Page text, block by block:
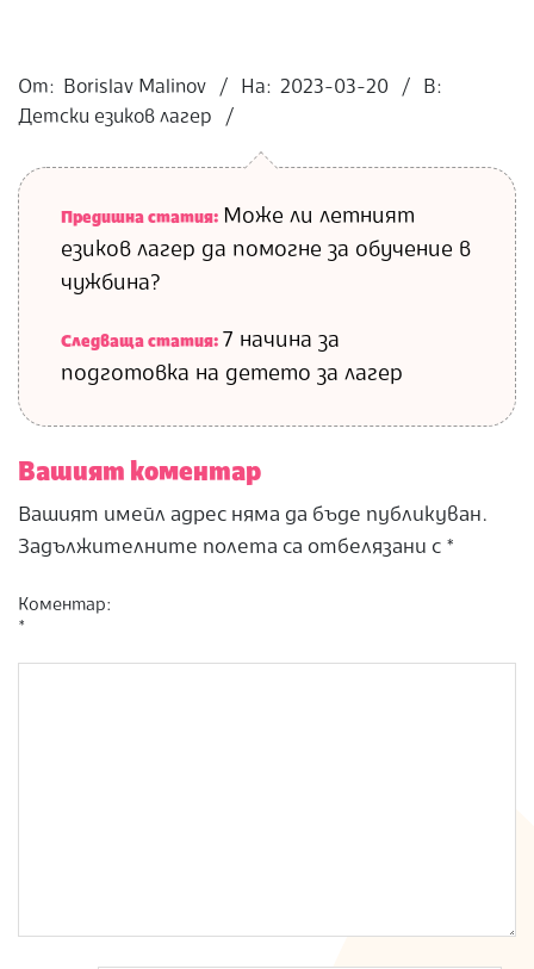
03-
20
От: Borislav Malinov На: 2023-03-20
В:
Детски езиков лагер
Предишна статия: Може ли летният
езиков лагер да помогне за обучение в
чужбина?
Следваща статия: 7 начина за
подготовка на детето за лагер
Вашият коментар
Вашият имейл адрес няма да бъде публикуван.
Задължителните полета са отбелязани с *
Коментар:
*